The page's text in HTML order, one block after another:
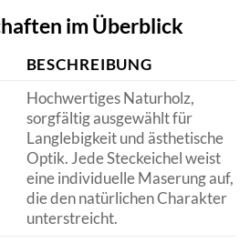
im Überblick
BESCHREIBUNG
Hochwertiges Naturholz,
sorgfältig ausgewählt für
Langlebigkeit und ästhetische
Optik. Jede Steckeichel weist
eine individuelle Maserung auf,
die den natürlichen Charakter
unterstreicht.